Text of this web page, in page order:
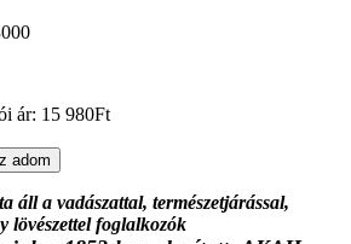
ár: 15 980Ft
adom
áll a vadászattal, természetjárással,
lövészettel foglalkozók